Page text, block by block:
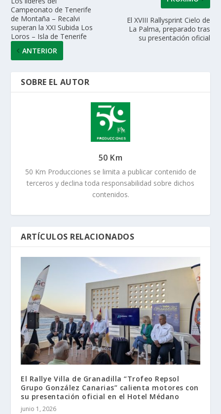
Campeonato de Tenerife
de Montaña – Recalvi
superan la XXI Subida Los
Loros – Isla de Tenerife
ANTERIOR
El XVIII Rallysprint Cielo de
La Palma, preparado tras
su presentación oficial
SOBRE EL AUTOR
50 Km
50 Km Producciones se limita a publicar contenido de
terceros y declina toda responsabilidad sobre dichos
contenidos.
ARTÍCULOS RELACIONADOS
El Rallye Villa de Granadilla “Trofeo Repsol
Grupo González Canarias” calienta motores con
su presentación oficial en el Hotel Médano
junio 1, 2026